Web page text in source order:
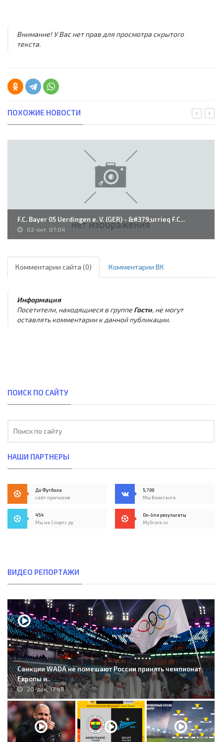
Внимание! У Вас нет прав для просмотра скрытого
текста.
ПОХОЖИЕ НОВОСТИ
F.C. Bayer 05 Uerdingen e. V. (GER) - &#379;urrieq F.C...
02-окт, 07:04
Комментарии сайта (0) Комментарии ВК
Информация
Посетители, находящиеся в группе Гости, не могут
оставлять комментарии к данной публикации.
ПОИСК ПО САЙТУ
НАШИ ПАРТНЕРЫ
До Футбола
сайт прогнозов
5,700
Мы Вконтакте
454
Мы на Спортс.ру
On-line результаты
MyScore.ru
ВИДЕО РЕПОРТАЖИ
Санкции WADA не помешают России принять чемпионат
Европы и..
20-дек, 17:48